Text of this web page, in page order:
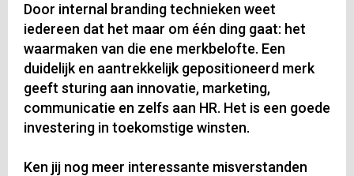
Door internal branding technieken weet
iedereen dat het maar om één ding gaat: het
waarmaken van die ene merkbelofte. Een
duidelijk en aantrekkelijk gepositioneerd merk
geeft sturing aan innovatie, marketing,
communicatie en zelfs aan HR. Het is een goede
investering in toekomstige winsten.
Ken jij nog meer interessante misverstanden